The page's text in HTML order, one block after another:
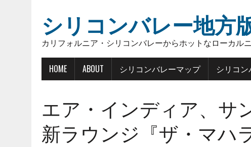
シリコンバレー地方
カリフォルニア・シリコンバレーからホットなローカル
HOME ABOUT シリコンバレーマップ シリコ
エア・インディア、サ
新ラウンジ『ザ・マハ